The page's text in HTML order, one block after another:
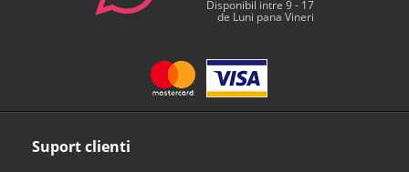
Suport clienti
Disponibil intre 9 - 17
de Luni pana Vineri